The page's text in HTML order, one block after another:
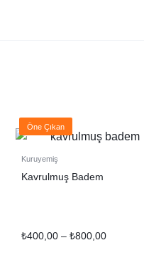
Öne Çıkan
Kuruyemiş
Kavrulmuş Badem
₺400,00 – ₺800,00